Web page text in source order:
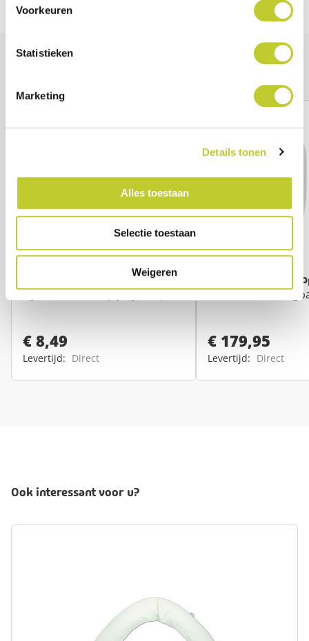
Voorkeuren
Statistieken
Marketing
Details tonen
Alles toestaan
Selectie toestaan
Weigeren
Medela purelan tepelzalf
Hydratatie voor pijnlijke tepels
€ 8,49
Levertijd: Direct
Ardo alyssa
Efficiënt en
€ 179,95
Levertijd: Direct
Ook interessant voor u?